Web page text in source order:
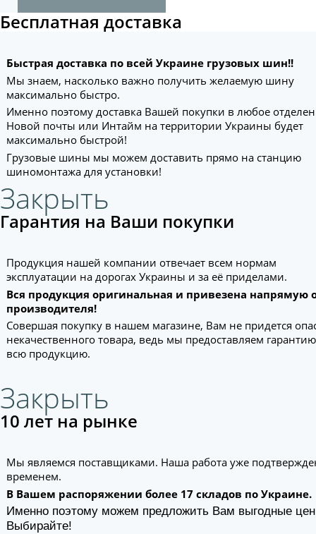
Бесплатная доставка
Быстрая доставка по всей Украине грузовых шин!!
Мы знаем, насколько важно получить желаемую шину
максимально быстро.
Именно поэтому доставка Вашей покупки в любое
Новой почты или Интайм на территории Украины будет
максимально быстрой!
Грузовые шины мы можем доставить прямо на станцию
шиномонтажа для установки!
Закрыть
Гарантия на Ваши покупки
Продукция нашей компании отвечает всем нормам
эксплуатации на дорогах Украины и за её приделами.
Вся продукция оригинальная и привезена напрямую
производителя!
Совершая покупку в нашем магазине, Вам не придется
некачественного товара, ведь мы предоставляем
всю продукцию.
Закрыть
10 лет на рынке
Мы являемся поставщиками. Наша работа уже
временем.
В Вашем распоряжении более 17 складов по Украине.
Именно поэтому можем предложить Вам выгодные
Выбирайте!